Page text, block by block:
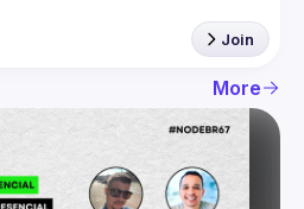
Join
More